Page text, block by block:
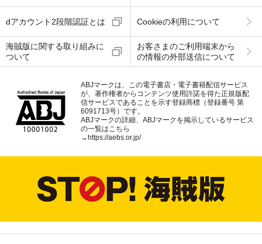
dアカウント2段階認証とは Cookieの利用について
海賊版に関する取り組みに
ついて
お客さまのご利用端末から
の情報の外部送信について
ABJマークは、この電子書店・電子書籍配信サービス
が、著作権者からコンテンツ使用許諾を得た正規版配
信サービスであることを示す登録商標（登録番号 第
6091713号）です。
ABJマークの詳細、ABJマークを掲示しているサービス
の一覧はこちら
→https://aebs.or.jp/